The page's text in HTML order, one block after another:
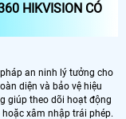
HIKVISION CÓ
an ninh lý tưởng cho
diện và bảo vệ hiệu
giúp theo dõi hoạt động
xâm nhập trái phép.